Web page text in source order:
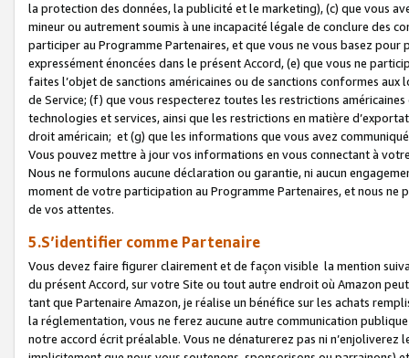
la protection des données, la publicité et le marketing), (c) que vous
mineur ou autrement soumis à une incapacité légale de conclure des
participer au Programme Partenaires, et que vous ne vous basez
expressément énoncées dans le présent Accord, (e) que vous ne
faites l’objet de sanctions américaines ou de sanctions conformes
de Service; (f) que vous respecterez toutes les restrictions
technologies et services, ainsi que les restrictions en matière
droit américain; et (g) que les informations que vous avez
Vous pouvez mettre à jour vos informations en vous connectant à
Nous ne formulons aucune déclaration ou garantie, ni aucun
moment de votre participation au Programme Partenaires, et nous
de vos attentes.
5.S’identifier comme Partenaire
Vous devez faire figurer clairement et de façon visible la mention
du présent Accord, sur votre Site ou tout autre endroit où Amazon
tant que Partenaire Amazon, je réalise un bénéfice sur les achats
la réglementation, vous ne ferez aucune autre communication
notre accord écrit préalable. Vous ne dénaturerez pas ni